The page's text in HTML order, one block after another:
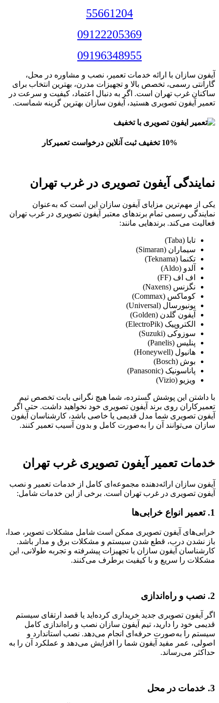
55661204
09122205369
09196348955
آیفون سازان با ارائه خدمات تعمیر، نصب و مشاوره در محل،
گارانتی رسمی، تخصص بالا و تجهیزات مدرن، بهترین انتخاب برای
ساکنان غرب تهران است. اگر به دنبال اعتماد، کیفیت و سرعت در
تعمیر آیفون تصویری هستید، آیفون سازان بهترین گزینه شماست.
10% تخفیف ثبت آنلاین درخواست تعمیرکار
نمایندگی آیفون تصویری در غرب تهران
یکی از مهم‌ترین مزایای آیفون سازان این است که به‌عنوان
نمایندگی رسمی تمام برندهای معتبر آیفون تصویری در غرب تهران
فعالیت می‌کند. برندهایی مانند:
تابا (Taba)
سیماران (Simaran)
تکنما (Teknama)
آلدو (Aldo)
اف اف (FF)
نگزنس (Naxens)
کوماکس (Commax)
یونیورسال (Universal)
آیفون گلدن (Golden)
الکتروپیک (ElectroPik)
سوزوکی (Suzuki)
پنلیس (Panelis)
هانیول (Honeywell)
بوش (Bosch)
پاناسونیک (Panasonic)
ویزیو (Vizio)
با داشتن این پوشش گسترده، شما هیچ نگرانی بابت تخصص تیم
تعمیرکاران روی برند آیفون تصویری خود نخواهید داشت. حتی اگر
آیفون تصویری شما مدل قدیمی یا خاصی باشد، کارشناسان آیفون
سازان می‌توانند آن را به‌صورت کامل و بدون آسیب تعمیر کنند.
خدمات تعمیر آیفون تصویری غرب تهران
آیفون سازان ارائه‌دهنده مجموعه‌ای کامل از خدمات تعمیر و نصب
آیفون تصویری در غرب تهران است. برخی از این خدمات شامل:
1. تعمیر انواع خرابی‌ها
خرابی‌های آیفون تصویری ممکن است شامل مشکلات تصویر، صدا،
باز نشدن درب، قطع شدن سیستم و مشکلات برق و مدار باشد.
کارشناسان آیفون سازان با تجهیزات پیشرفته و تجربه طولانی، این
مشکلات را سریع و با کیفیت برطرف می‌کنند.
2. نصب و راه‌اندازی
اگر آیفون تصویری جدید خریداری کرده‌اید یا قصد ارتقای سیستم
قدیمی خود را دارید، تیم آیفون سازان نصب و راه‌اندازی کامل
سیستم را به‌صورت حرفه‌ای انجام می‌دهد. نصب استاندارد و
اصولی، عمر مفید آیفون شما را افزایش می‌دهد و عملکرد آن را به
حداکثر می‌رساند.
3. خدمات در محل